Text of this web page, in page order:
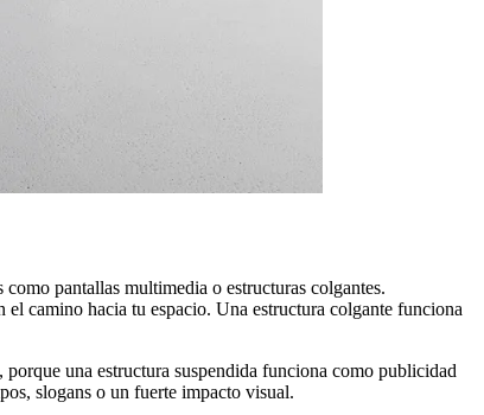
pantallas multimedia o estructuras colgantes.
camino hacia tu espacio. Una estructura colgante funciona
una estructura suspendida funciona como publicidad
slogans o un fuerte impacto visual.